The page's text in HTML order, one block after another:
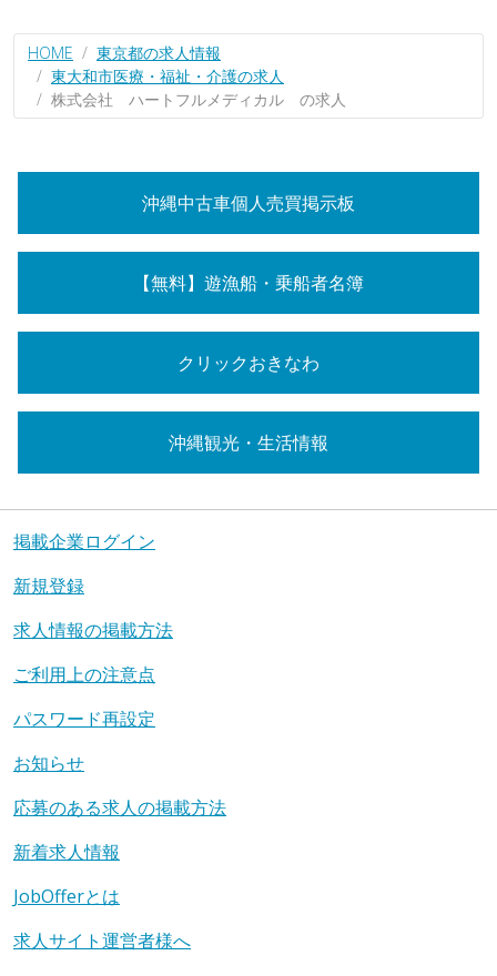
HOME
東京都の求人情報
東大和市医療・福祉・介護の求人
株式会社 ハートフルメディカル の求人
沖縄中古車個人売買掲示板
【無料】遊漁船・乗船者名簿
クリックおきなわ
沖縄観光・生活情報
掲載企業ログイン
新規登録
求人情報の掲載方法
ご利用上の注意点
パスワード再設定
お知らせ
応募のある求人の掲載方法
新着求人情報
JobOfferとは
求人サイト運営者様へ